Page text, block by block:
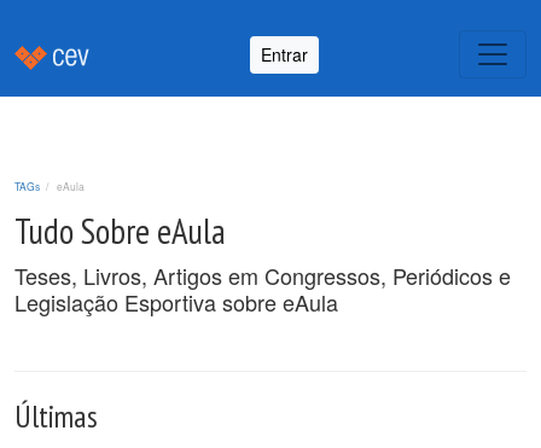
Entrar
TAGs eAula
Tudo Sobre eAula
Teses, Livros, Artigos em Congressos, Periódicos e
Legislação Esportiva sobre eAula
Últimas